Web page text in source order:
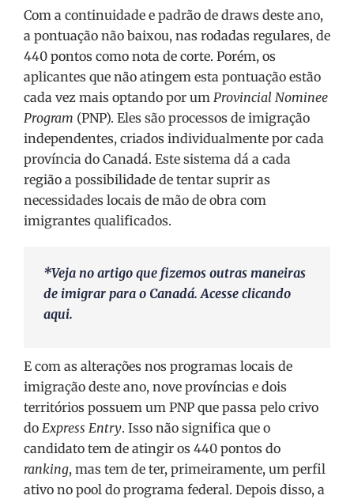
Com a continuidade e padrão de draws deste ano,
a pontuação não baixou, nas rodadas regulares, de
440 pontos como nota de corte. Porém, os
aplicantes que não atingem esta pontuação estão
cada vez mais optando por um Provincial Nominee
Program (PNP). Eles são processos de imigração
independentes, criados individualmente por cada
província do Canadá. Este sistema dá a cada
região a possibilidade de tentar suprir as
necessidades locais de mão de obra com
imigrantes qualificados.
*Veja no artigo que fizemos outras maneiras
de imigrar para o Canadá. Acesse clicando
aqui.
E com as alterações nos programas locais de
imigração deste ano, nove províncias e dois
territórios possuem um PNP que passa pelo crivo
do Express Entry. Isso não significa que o
candidato tem de atingir os 440 pontos do
ranking, mas tem de ter, primeiramente, um perfil
ativo no pool do programa federal. Depois disso, a